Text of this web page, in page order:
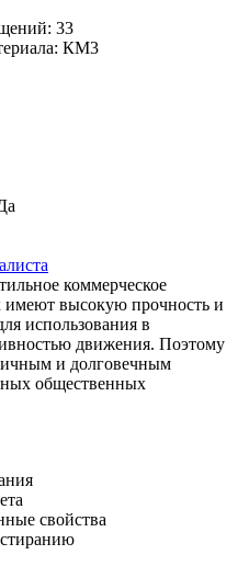
33
КМ3
коммерческое
имеют высокую прочность и
использования в
движения. Поэтому
и долговечным
общественных
свойства